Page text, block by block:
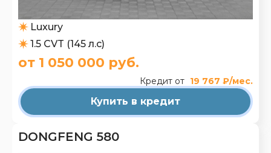
Luxury
1.5 CVT (145 л.с)
от 1 050 000 руб.
Кредит от 19 767 ₽/мес.
Купить в кредит
DONGFENG 580